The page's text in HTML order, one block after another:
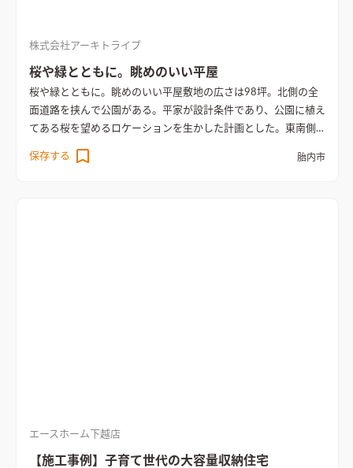
株式会社アーキトライブ
桜や緑とともに。眺めのいい平屋
桜や緑とともに。眺めのいい平屋敷地の広さは98坪。北側の全
面道路を挟んで公園がある。平家が設計条件であり、公園に植え
てある桜を望めるロケーションを生かした計画とした。東南側
にリビングを配置しテラスを隣接させ大開口を設けることで、十
分な採光と通風を確保し、またリビングに隣接した和室も計
保存する 胎内市
エースホーム下越店
【施工事例】子育て世代の大容量収納住宅